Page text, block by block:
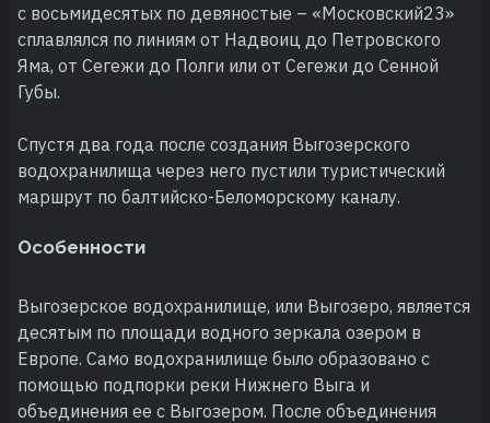
с восьмидесятых по девяностые – «Московский23»
сплавлялся по линиям от Надвоиц до Петровского
Яма, от Сегежи до Полги или от Сегежи до Сенной
Губы.
Спустя два года после создания Выгозерского
водохранилища через него пустили туристический
маршрут по балтийско-Беломорскому каналу.
Особенности
Выгозерское водохранилище, или Выгозеро, является
десятым по площади водного зеркала озером в
Европе. Само водохранилище было образовано с
помощью подпорки реки Нижнего Выга и
объединения ее с Выгозером. После объединения